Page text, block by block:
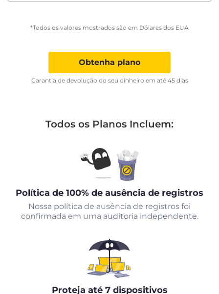
*Todos os valores mostrados são em Dólares dos EUA
Obtenha plano
Garantia de devolução do seu dinheiro em até 45 dias
Todos os Planos Incluem:
Política de 100% de ausência de registros
Nossa política de ausência de registros foi
confirmada em uma auditoria independente.
Proteja até 7 dispositivos